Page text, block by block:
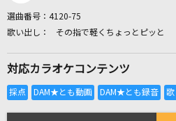
全国りれ
選曲番号： 4120-75
その指で軽くちょっとピッと
対応カラオケコンテンツ